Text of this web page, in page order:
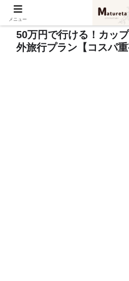
50万円で行ける！カッ
外旅行プラン【コスパ重
メニュー